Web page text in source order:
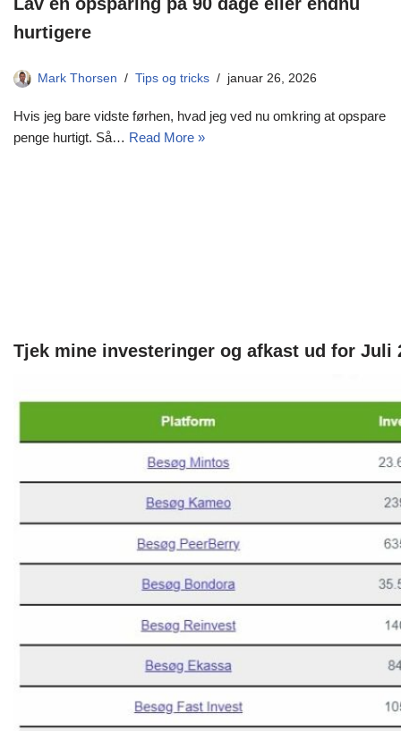
hurtigere
Mark Thorsen Tips og tricks januar 26, 2026
Hvis jeg bare vidste førhen, hvad jeg ved nu omkring at opspare
penge hurtigt. Så… Read More »
Tjek mine investeringer og afkast ud for Juli